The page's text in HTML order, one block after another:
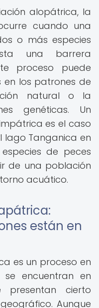
alopátrica, la
cuando una
o más especies
una barrera
proceso puede
los patrones de
natural o la
genéticas. Un
es el caso
lago Tanganica en
de peces
de una población
acuático.
están en
es un proceso en
encuentran en
presentan cierto
Aunque